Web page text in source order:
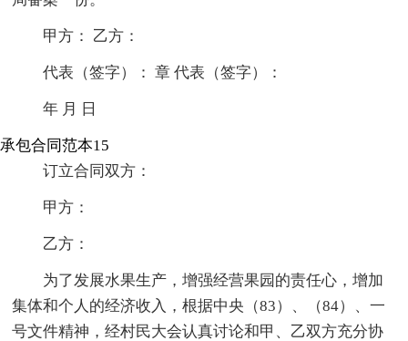
甲方： 乙方：
代表（签字）： 章 代表（签字）：
年 月 日
承包合同范本15
订立合同双方：
甲方：
乙方：
为了发展水果生产，增强经营果园的责任心，增加
集体和个人的经济收入，根据中央（83）、（84）、一
号文件精神，经村民大会认真讨论和甲、乙双方充分协